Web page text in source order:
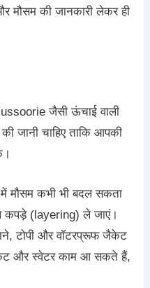
की जानकारी लेकर ही
जैसी ऊंचाई वाली
जानी चाहिए ताकि आपकी
मौसम कभी भी बदल सकता
कपड़े (layering) ले जाएं।
टोपी और वॉटरप्रूफ जैकेट
जैकेट और स्वेटर काम आ सकते हैं,